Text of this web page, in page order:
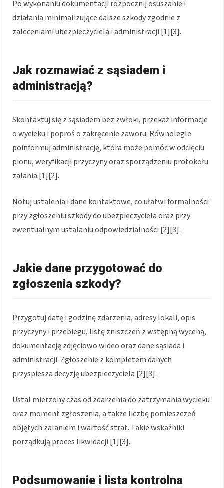
Po wykonaniu dokumentacji rozpocznij osuszanie i
działania minimalizujące dalsze szkody zgodnie z
zaleceniami ubezpieczyciela i administracji [1][3].
Jak rozmawiać z sąsiadem i
administracją?
Skontaktuj się z sąsiadem bez zwłoki, przekaż informacje
o wycieku i poproś o zakręcenie zaworu. Równolegle
poinformuj administrację, która może pomóc w odcięciu
pionu, weryfikacji przyczyny oraz sporządzeniu protokołu
zalania [1][2].
Notuj ustalenia i dane kontaktowe, co ułatwi formalności
przy zgłoszeniu szkody do ubezpieczyciela oraz przy
ewentualnym ustalaniu odpowiedzialności [2][3].
Jakie dane przygotować do
zgłoszenia szkody?
Przygotuj datę i godzinę zdarzenia, adresy lokali, opis
przyczyny i przebiegu, listę zniszczeń z wstępną wyceną,
dokumentację zdjęciowo wideo oraz dane sąsiada i
administracji. Zgłoszenie z kompletem danych
przyspiesza decyzję ubezpieczyciela [2][3].
Ustal mierzony czas od zdarzenia do zatrzymania wycieku
oraz moment zgłoszenia, a także liczbę pomieszczeń
objętych zalaniem i wartość strat. Takie wskaźniki
porządkują proces likwidacji [1][3].
Podsumowanie i lista kontrolna